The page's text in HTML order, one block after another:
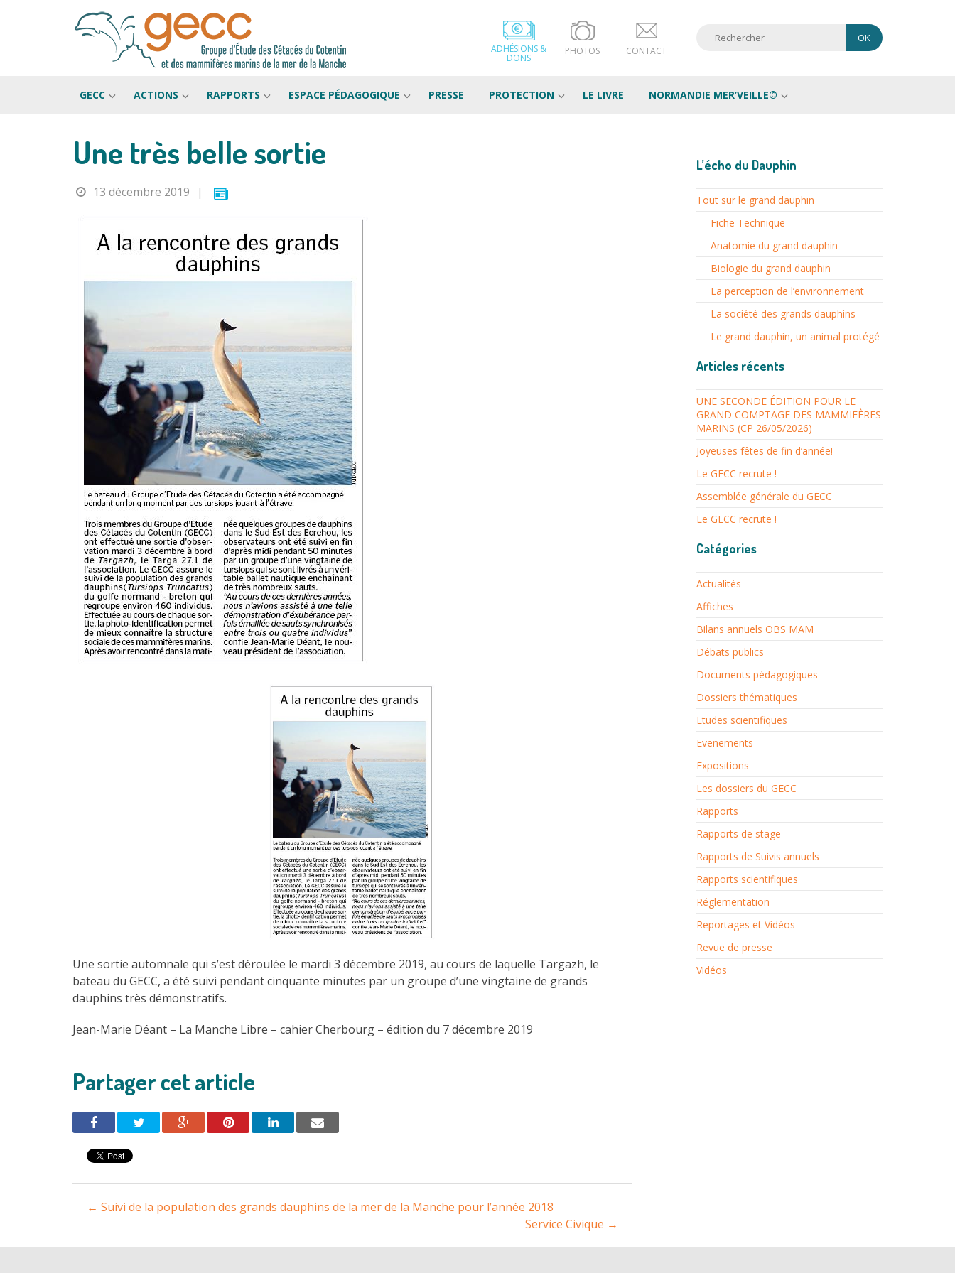
ADHÉSIONS &
DONS
PHOTOS CONTACT
GECC ACTIONS RAPPORTS ESPACE PÉDAGOGIQUE PRESSE PROTECTION LE LIVRE NORMANDIE MER’VEILLE©
Une très belle sortie
13 décembre 2019 |
Une sortie automnale qui s’est déroulée le mardi 3 décembre 2019, au cours de laquelle Targazh, le
bateau du GECC, a été suivi pendant cinquante minutes par un groupe d’une vingtaine de grands
dauphins très démonstratifs.
Jean-Marie Déant – La Manche Libre – cahier Cherbourg – édition du 7 décembre 2019
Partager cet article
Navigation
← Suivi de la population des grands dauphins de la mer de la Manche pour l’année 2018
Service Civique →
L’écho du Dauphin
Tout sur le grand dauphin
Fiche Technique
Anatomie du grand dauphin
Biologie du grand dauphin
La perception de l’environnement
La société des grands dauphins
Le grand dauphin, un animal protégé
Articles récents
UNE SECONDE ÉDITION POUR LE
GRAND COMPTAGE DES MAMMIFÈRES
MARINS (CP 26/05/2026)
Joyeuses fêtes de fin d’année!
Le GECC recrute !
Assemblée générale du GECC
Le GECC recrute !
Catégories
Actualités
Affiches
Bilans annuels OBS MAM
Débats publics
Documents pédagogiques
Dossiers thématiques
Etudes scientifiques
Evenements
Expositions
Les dossiers du GECC
Rapports
Rapports de stage
Rapports de Suivis annuels
Rapports scientifiques
Réglementation
Reportages et Vidéos
Revue de presse
Vidéos